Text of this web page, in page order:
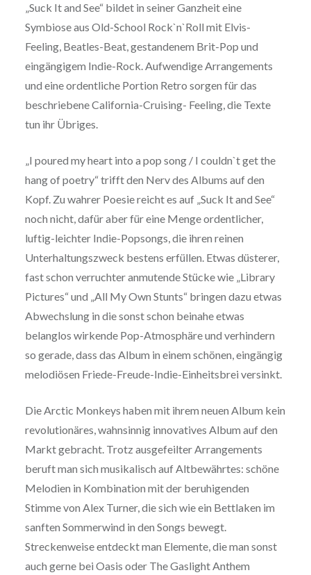
„Suck It and See“ bildet in seiner Ganzheit eine
Symbiose aus Old-School Rock`n`Roll mit Elvis-
Feeling, Beatles-Beat, gestandenem Brit-Pop und
eingängigem Indie-Rock. Aufwendige Arrangements
und eine ordentliche Portion Retro sorgen für das
beschriebene California-Cruising- Feeling, die Texte
tun ihr Übriges.
„I poured my heart into a pop song / I couldn`t get the
hang of poetry“ trifft den Nerv des Albums auf den
Kopf. Zu wahrer Poesie reicht es auf „Suck It and See“
noch nicht, dafür aber für eine Menge ordentlicher,
luftig-leichter Indie-Popsongs, die ihren reinen
Unterhaltungszweck bestens erfüllen. Etwas düsterer,
fast schon verruchter anmutende Stücke wie „Library
Pictures“ und „All My Own Stunts“ bringen dazu etwas
Abwechslung in die sonst schon beinahe etwas
belanglos wirkende Pop-Atmosphäre und verhindern
so gerade, dass das Album in einem schönen, eingängig
melodiösen Friede-Freude-Indie-Einheitsbrei versinkt.
Die Arctic Monkeys haben mit ihrem neuen Album kein
revolutionäres, wahnsinnig innovatives Album auf den
Markt gebracht. Trotz ausgefeilter Arrangements
beruft man sich musikalisch auf Altbewährtes: schöne
Melodien in Kombination mit der beruhigenden
Stimme von Alex Turner, die sich wie ein Bettlaken im
sanften Sommerwind in den Songs bewegt.
Streckenweise entdeckt man Elemente, die man sonst
auch gerne bei Oasis oder The Gaslight Anthem